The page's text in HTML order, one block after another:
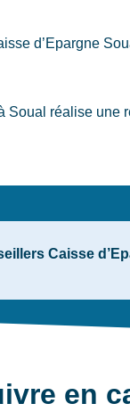
d’Epargne
Soual réalise une
Caisse
en